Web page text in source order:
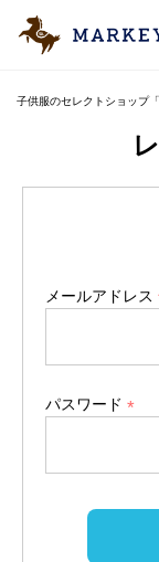
子供服のセレクトショップ
メールアドレス
パスワード
)